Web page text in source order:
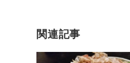
関連記事